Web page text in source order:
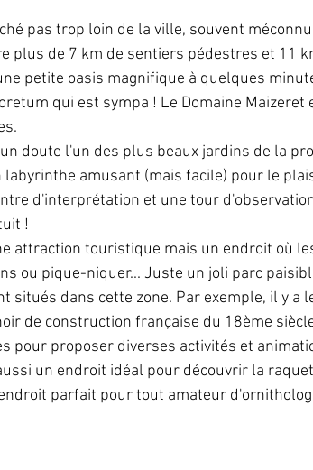
pas trop loin de la ville, souvent
plus de 7 km de sentiers pédestres et 11
petite oasis magnifique à quelques
qui est sympa ! Le Domaine
doute l'un des plus beaux jardins de la
labyrinthe amusant (mais facile) pour le
d'interprétation et une tour
!
attraction touristique mais un endroit où
ou pique-niquer... Juste un joli parc
situés dans cette zone. Par exemple, il y a
de construction française du 18ème
pour proposer diverses activités et
un endroit idéal pour découvrir la
parfait pour tout amateur